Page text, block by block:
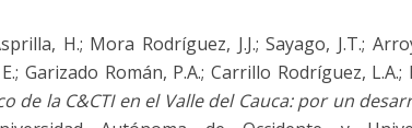
H.; Mora Rodríguez, J.J.; Sayago, J.T.;
Garizado Román, P.A.; Carrillo Rodríguez,
de la C&CTI en el Valle del Cauca: por un